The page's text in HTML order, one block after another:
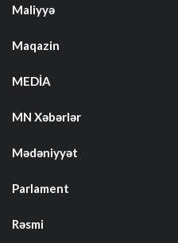
Maliyyə
Maqazin
MEDİA
MN Xəbərlər
Mədəniyyət
Parlament
Rəsmi